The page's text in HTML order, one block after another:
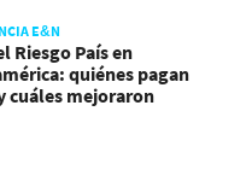
E&N
Riesgo País en
quiénes pagan
cuáles mejoraron